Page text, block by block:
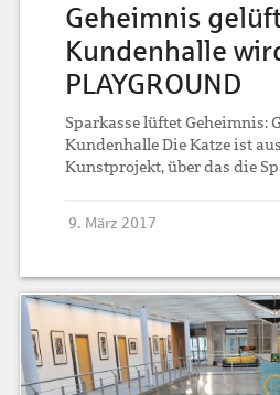
Geheimnis
Kundenhalle
PLAYGROUND
Sparkasse lüftet Geheimnis:
Kundenhalle Die Katze ist
Kunstprojekt, über das die
9. März 2017